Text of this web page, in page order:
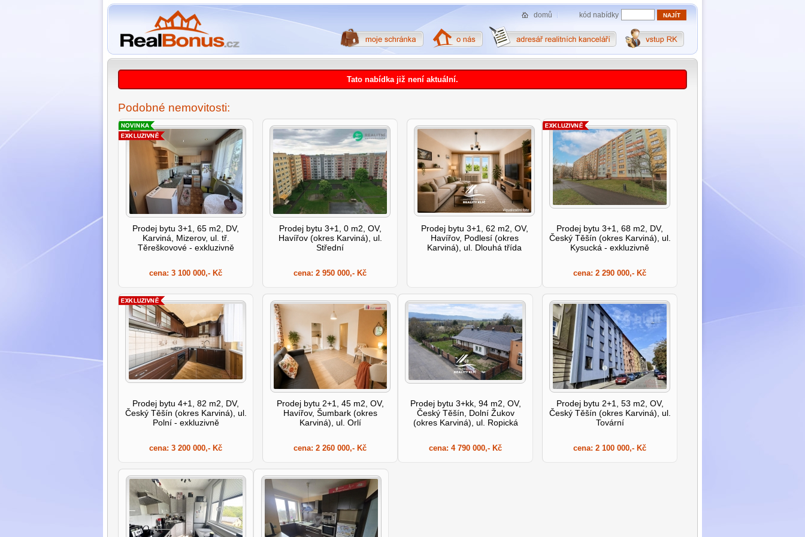
Tato nabídka již není aktuální.
Podobné nemovitosti:
Prodej bytu 3+1, 65 m2, DV,
Karviná, Mizerov, ul. tř.
Těreškovové - exkluzivně
cena: 3 100 000,- Kč
Prodej bytu 3+1, 0 m2, OV,
Havířov (okres Karviná), ul.
Střední
cena: 2 950 000,- Kč
Prodej bytu 3+1, 62 m2, OV,
Havířov, Podlesí (okres
Karviná), ul. Dlouhá třída
Prodej bytu 3+1, 68 m2, DV,
Český Těšín (okres Karviná), ul.
Kysucká - exkluzivně
cena: 2 290 000,- Kč
Prodej bytu 4+1, 82 m2, DV,
Český Těšín (okres Karviná), ul.
Polní - exkluzivně
cena: 3 200 000,- Kč
Prodej bytu 2+1, 45 m2, OV,
Havířov, Šumbark (okres
Karviná), ul. Orlí
cena: 2 260 000,- Kč
Prodej bytu 3+kk, 94 m2, OV,
Český Těšín, Dolní Žukov
(okres Karviná), ul. Ropická
cena: 4 790 000,- Kč
Prodej bytu 2+1, 53 m2, OV,
Český Těšín (okres Karviná), ul.
Tovární
cena: 2 100 000,- Kč
kód nabídky
domů